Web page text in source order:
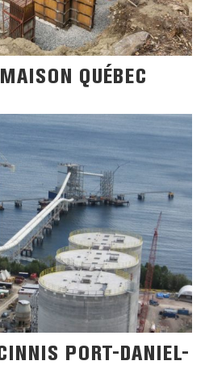
QUÉBEC
PORT-DANIEL-